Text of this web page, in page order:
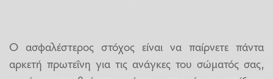
Ο ασφαλέστερος στόχος είναι να παίρνετε πάντα
αρκετή πρωτεΐνη για τις ανάγκες του σώματός σας,